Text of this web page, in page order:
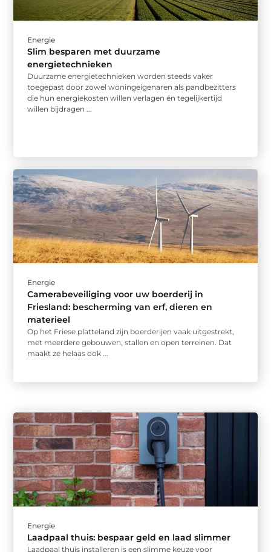
Energie
Slim besparen met duurzame
energietechnieken
Duurzame energietechnieken worden steeds vaker
toegepast door zowel woningeigenaren als pandbezitters
die hun energiekosten willen verlagen én tegelijkertijd
willen bijdragen ...
Energie
Camerabeveiliging voor uw boerderij in
Friesland: bescherming van erf, dieren en
materieel
Op het Friese platteland zijn boerderijen vaak uitgestrekt,
met meerdere gebouwen, stallen en open terreinen. Dat
maakt ze helaas ook ...
Energie
Laadpaal thuis: bespaar geld en laad slimmer
Laadpaal thuis installeren is een slimme keuze voor